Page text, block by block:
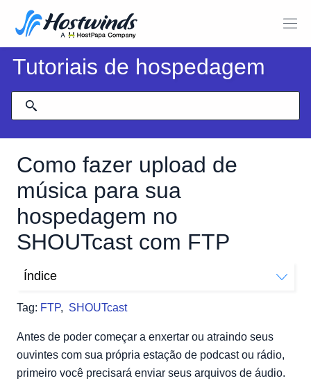
Tutoriais de hospedagem
Como fazer upload de
música para sua
hospedagem no
SHOUTcast com FTP
Tag: FTP, SHOUTcast
Índice
Antes de poder começar a enxertar ou atraindo seus
ouvintes com sua própria estação de podcast ou rádio,
primeiro você precisará enviar seus arquivos de áudio.